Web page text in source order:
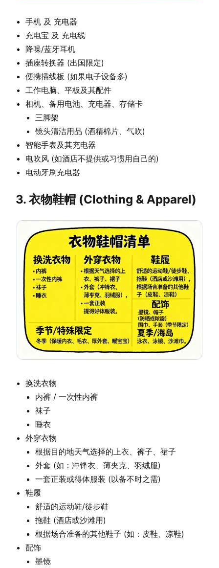
手机 及 充电器
充电宝 及 充电线
降噪/蓝牙耳机
插座转换器 (出国限定)
便携插线板 (如果电子设备多)
工作电脑、平板及其配件
相机、备用电池、充电器、存储卡
三脚架
镜头清洁用品 (酒精棉片、气吹)
智能手表及其充电器
电吹风 (如酒店不提供或习惯用自己的)
电动牙刷充电器
3. 衣物鞋帽 (Clothing & Apparel)
换洗衣物
内裤 / 一次性内裤
袜子
睡衣
外穿衣物
根据目的地天气选择的上衣、裤子、裙子
外套 (如：冲锋衣、薄夹克、羽绒服)
一套正装或得体服装 (以备不时之需)
鞋履
舒适的运动鞋/徒步鞋
拖鞋 (酒店或沙滩用)
根据场合准备的其他鞋子 (如：皮鞋、凉鞋)
配饰
墨镜